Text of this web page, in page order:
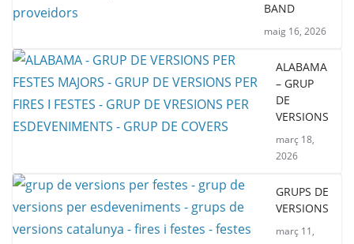
BAND
maig 16, 2026
ALABAMA
– GRUP
DE
VERSIONS
març 18,
2026
GRUPS DE
VERSIONS
març 11,